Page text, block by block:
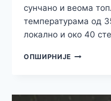
сунчано и веома
температурама од
локално и око 40
ОПШИРНИЈЕ РХМЗ
ВИСОКЕ